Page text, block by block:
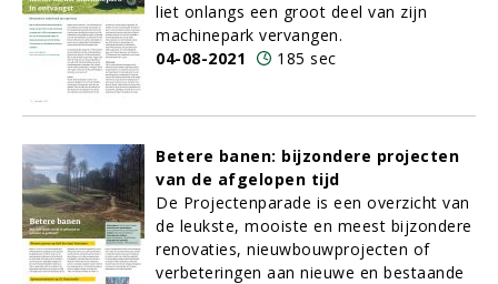
liet onlangs een groot deel van zijn
machinepark vervangen.
04-08-2021
185 sec
Betere banen: bijzondere projecten
van de afgelopen tijd
De Projectenparade is een overzicht van
de leukste, mooiste en meest bijzondere
renovaties, nieuwbouwprojecten of
verbeteringen aan nieuwe en bestaande